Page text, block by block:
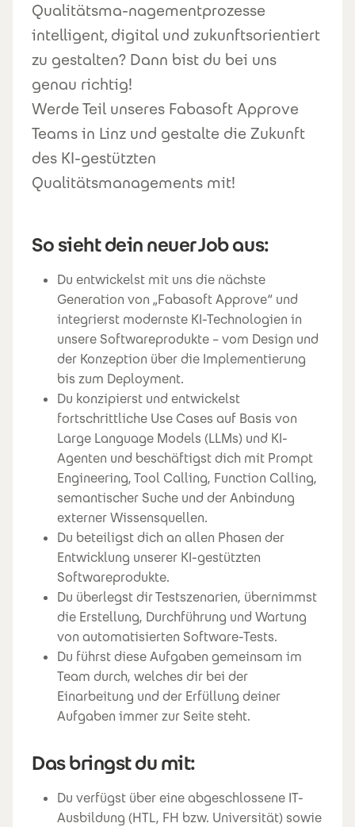
Qualitätsma-nagementprozesse
intelligent, digital und zukunftsorientiert
zu gestalten? Dann bist du bei uns
genau richtig!
Werde Teil unseres Fabasoft Approve
Teams in Linz und gestalte die Zukunft
des KI-gestützten
Qualitätsmanagements mit!
So sieht dein neuer Job aus:
Du entwickelst mit uns die nächste
Generation von „Fabasoft Approve“ und
integrierst modernste KI-Technologien in
unsere Softwareprodukte – vom Design und
der Konzeption über die Implementierung
bis zum Deployment.
Du konzipierst und entwickelst
fortschrittliche Use Cases auf Basis von
Large Language Models (LLMs) und KI-
Agenten und beschäftigst dich mit Prompt
Engineering, Tool Calling, Function Calling,
semantischer Suche und der Anbindung
externer Wissensquellen.
Du beteiligst dich an allen Phasen der
Entwicklung unserer KI-gestützten
Softwareprodukte.
Du überlegst dir Testszenarien, übernimmst
die Erstellung, Durchführung und Wartung
von automatisierten Software-Tests.
Du führst diese Aufgaben gemeinsam im
Team durch, welches dir bei der
Einarbeitung und der Erfüllung deiner
Aufgaben immer zur Seite steht.
Das bringst du mit:
Du verfügst über eine abgeschlossene IT-
Ausbildung (HTL, FH bzw. Universität) sowie